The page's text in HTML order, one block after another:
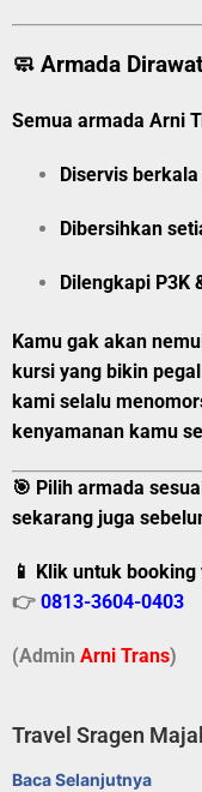
🧼 Armada
Semua armada Arni
Diservis berkala
Dibersihkan
Dilengkapi P3K
Kamu gak akan
kursi yang bikin
kami selalu
kenyamanan kamu
🎯 Pilih armada
sekarang juga
📱 Klik untuk
👉 0813-3604-0403
(Admin Arni Trans)
Travel Sragen
Baca Selanjutnya